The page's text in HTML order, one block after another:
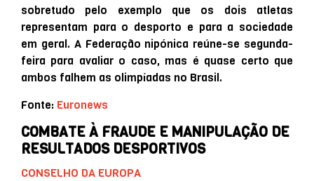
sobretudo pelo exemplo que os dois atletas
representam para o desporto e para a sociedade
em geral. A Federação nipónica reúne-se segunda-
feira para avaliar o caso, mas é quase certo que
ambos falhem as olimpíadas no Brasil.
Fonte: Euronews
COMBATE À FRAUDE E MANIPULAÇÃO DE
RESULTADOS DESPORTIVOS
CONSELHO DA EUROPA